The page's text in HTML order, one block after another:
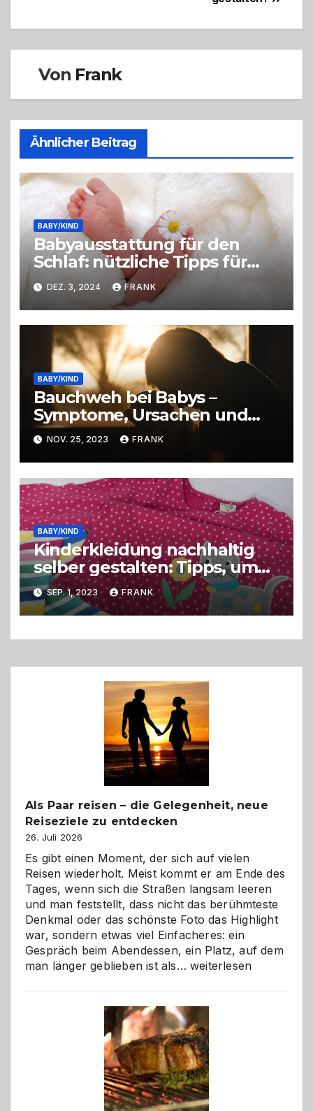
Von Frank
Ähnlicher Beitrag
BABY/KIND
Babyausstattung für den
Schlaf: nützliche Tipps für
Eltern
DEZ. 3, 2024 FRANK
BABY/KIND
Bauchweh bei Babys –
Symptome, Ursachen und
Linderung
NOV. 25, 2023 FRANK
BABY/KIND
Kinderkleidung nachhaltig
selber gestalten: Tipps, um
umweltbewusst zu handeln
SEP. 1, 2023 FRANK
Als Paar reisen – die Gelegenheit, neue
Reiseziele zu entdecken
26. Juli 2026
Es gibt einen Moment, der sich auf vielen
Reisen wiederholt. Meist kommt er am Ende des
Tages, wenn sich die Straßen langsam leeren
und man feststellt, dass nicht das berühmteste
Denkmal oder das schönste Foto das Highlight
war, sondern etwas viel Einfacheres: ein
Gespräch beim Abendessen, ein Platz, auf dem
man länger geblieben ist als… Als
–
die
Gelegenheit,
neue
Reiseziele
zu
entdecken
weiterlesen